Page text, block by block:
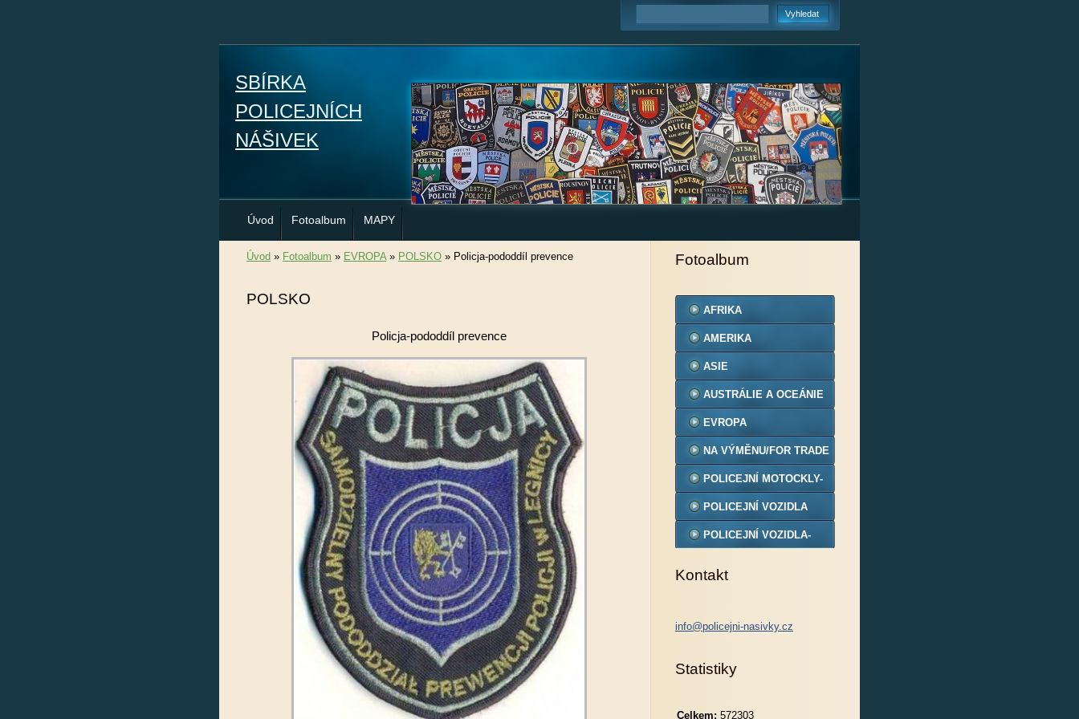
SBÍRKA
POLICEJNÍCH
NÁŠIVEK
Úvod Fotoalbum MAPY
Úvod » Fotoalbum » EVROPA» POLSKO » Policja-pododdíl prevence
POLSKO
Policja-pododdíl prevence
Fotoalbum
AFRIKA
AMERIKA
ASIE
AUSTRÁLIE A OCEÁNIE
EVROPA
NA VÝMĚNU/FOR TRADE
POLICEJNÍ MOTOCKLY-
MODELY
POLICEJNÍ VOZIDLA
POLICEJNÍ VOZIDLA-
Kontakt
info@policejni-nasivky.cz
Statistiky
Celkem: 572303